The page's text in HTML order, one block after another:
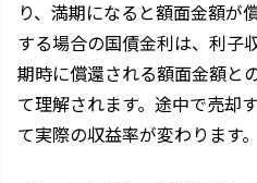
り、満期になると額面金額が
する場合の国債金利は、利子
期時に償還される額面金額と
て理解されます。途中で売却
て実際の収益率が変わります。